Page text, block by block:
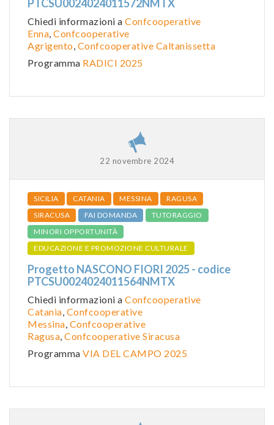
PTCSU0024024011572NMTX
Chiedi informazioni a Confcooperative
Enna, Confcooperative
Agrigento, Confcooperative Caltanissetta
Programma RADICI 2025
22 novembre 2024
SICILIA CATANIA MESSINA
RAGUSA
SIRACUSA
FAI DOMANDA
TUTORAGGIO
MINORI OPPORTUNITÀ
EDUCAZIONE E PROMOZIONE CULTURALE
Progetto NASCONO FIORI 2025 - codice
PTCSU0024024011564NMTX
Chiedi informazioni a Confcooperative
Catania, Confcooperative
Messina, Confcooperative
Ragusa, Confcooperative Siracusa
Programma VIA DEL CAMPO 2025